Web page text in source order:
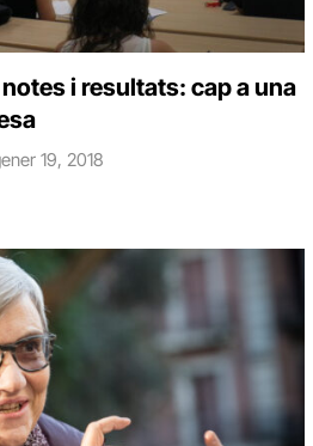
i resultats: cap a una
19, 2018